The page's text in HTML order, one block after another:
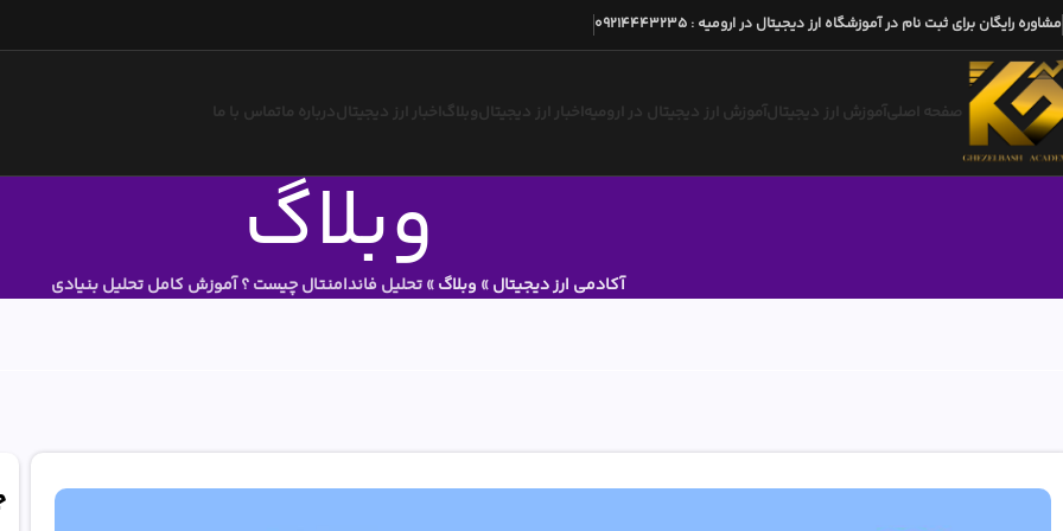
مشاوره رایگان برای ثبت نام در آموزشگاه ارز دیجیتال در ارومیه :
09214443235
صفحه اصلیآموزش ارز دیجیتالآموزش ارز دیجیتال در ارومیه اخبار ارز دیجیتالوبلاگ اخبار ارز دیجیتالدرباره ماتماس با ما
وبلاگ آکادمی ارز دیجیتال» وبلاگ»تحلیل فاندامنتال چیست ؟ آموزش کامل تحلیل بنیادی